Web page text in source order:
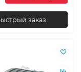
заказ